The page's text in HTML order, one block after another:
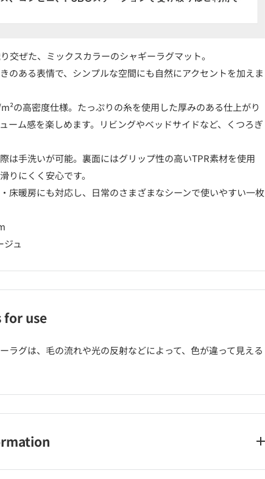
交ぜた、ミックスカラーのシャギーラグマット。
のある表情で、シンプルな空間にも自然にアクセントを加えま
の高密度仕様。たっぷりの糸を使用した厚みのある仕上がり
ーム感を楽しめます。リビングやベッドサイドなど、くつろぎ
は手洗いが可能。裏面にはグリップ性の高いTPR素材を使用
りにくく安心です。
床暖房にも対応し、日常のさまざまなシーンで使いやすい一枚
ジュ
for use
ラグは、毛の流れや光の反射などによって、色が違って見える
6011 受付期間：9:00～17:00（平日のみ）